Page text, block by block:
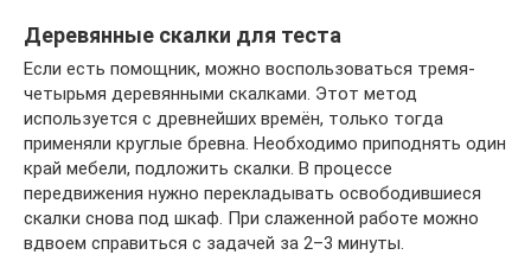
Деревянные скалки для теста
Если есть помощник, можно воспользоваться тремя-
четырьмя деревянными скалками. Этот метод
используется с древнейших времён, только тогда
применяли круглые бревна. Необходимо приподнять один
край мебели, подложить скалки. В процессе
передвижения нужно перекладывать освободившиеся
скалки снова под шкаф. При слаженной работе можно
вдвоем справиться с задачей за 2–3 минуты.